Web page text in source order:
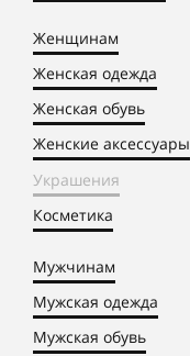
Женщинам
Женская одежда
Женская обувь
Женские аксессуары
Украшения
Косметика
Мужчинам
Мужская одежда
Мужская обувь